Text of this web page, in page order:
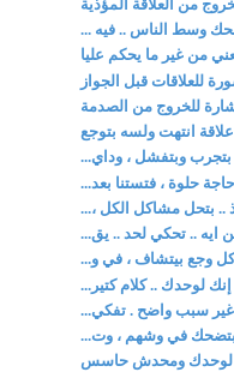
من العلاقة المؤذية
وسط الناس .. فيه ...
من غير ما يحكم عليا
للعلاقات قبل الجواز
للخروج من الصدمة
انتهت ولسه بتوجع
وبتفشل ، وداي...
حلوة ، فتستنا بعد...
.. بتحل مشاكل الكل ،...
ايه .. تحكي لحد .. يق...
وجع بيتشاف ، في و...
لوحدك .. كلام كتير...
سبب واضح . تفكي...
في وشهم ، وت...
لوحدك ومحدش حاسس